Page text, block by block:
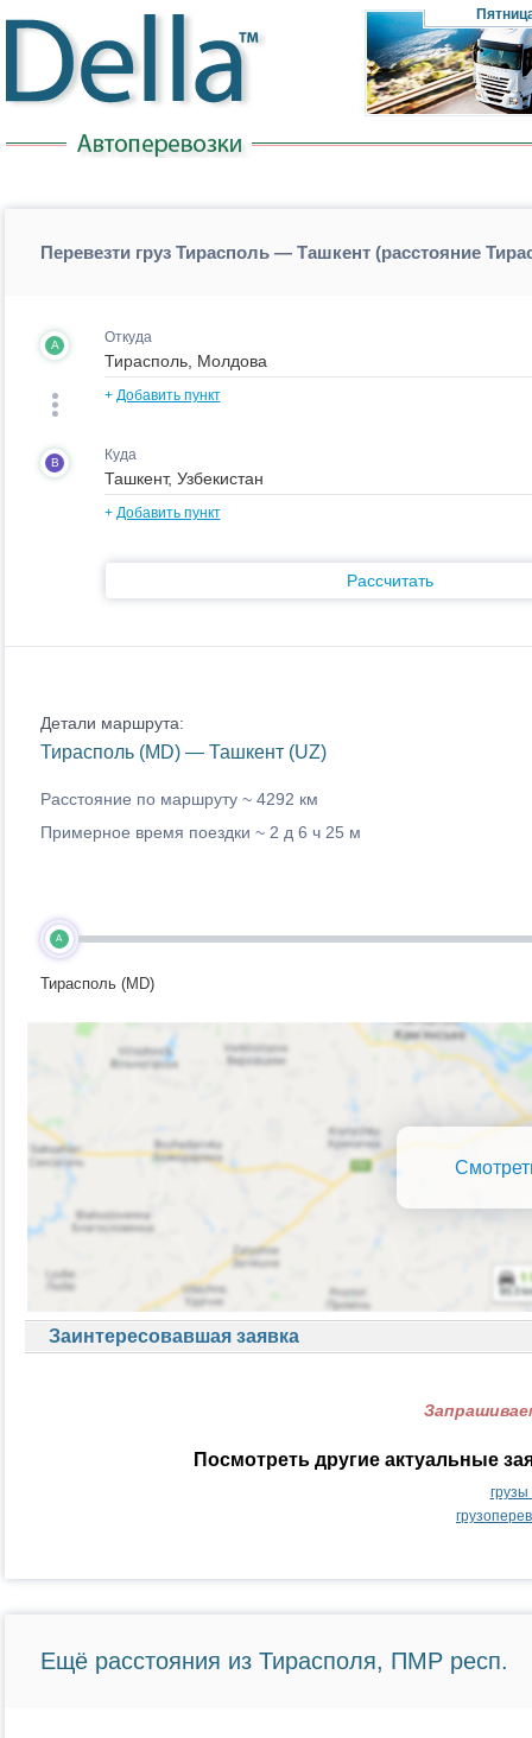
Перевезти груз Тирасполь — Ташкент (расстояние
A Откуда
+ Добавить пункт
B Куда
+ Добавить пункт
Рассчитать
Детали маршрута:
Тирасполь (MD) — Ташкент (UZ)
Расстояние по маршруту ~ 4292 км
Примерное время поездки ~ 2 д 6 ч 25 м
A
Тирасполь (MD)
Заинтересовавшая заявка
Посмотреть другие актуальные
Ещё расстояния из Тирасполя, ПМР респ.